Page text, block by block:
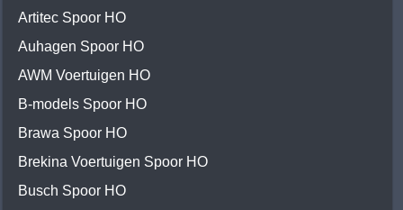
Artitec Spoor HO
Auhagen Spoor HO
AWM Voertuigen HO
B-models Spoor HO
Brawa Spoor HO
Brekina Voertuigen Spoor HO
Busch Spoor HO